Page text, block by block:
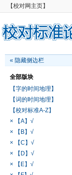
【校对网主页】
« 隐藏侧边栏
全部版块
【字的时间地理】
【词的时间地理】
【校对标准A-Z】
× 【A】√
× 【B】√
× 【C】√
× 【D】√
× 【E】√